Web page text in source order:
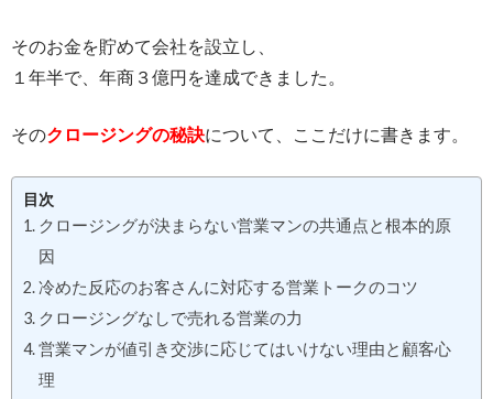
そのお金を貯めて会社を設立し、
１年半で、年商３億円を達成できました。
そのクロージングの秘訣について、ここだけに書きます。
目次
クロージングが決まらない営業マンの共通点と根本的原
因
冷めた反応のお客さんに対応する営業トークのコツ
クロージングなしで売れる営業の力
営業マンが値引き交渉に応じてはいけない理由と顧客心
理